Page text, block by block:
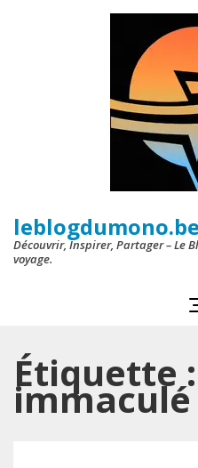
leblogdumono.be
Découvrir, Inspirer, Partager – Le
voyage.
Étiquette :
immaculé